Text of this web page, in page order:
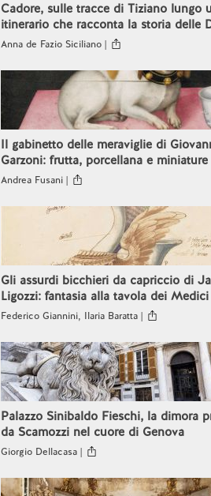
Cadore, sulle tracce di Tiziano lungo
itinerario che racconta la storia delle
Anna de Fazio Siciliano |
Il gabinetto delle meraviglie di
Garzoni: frutta, porcellana e miniature
Andrea Fusani |
Gli assurdi bicchieri da capriccio di
Ligozzi: fantasia alla tavola dei Medici
Federico Giannini, Ilaria Baratta |
Palazzo Sinibaldo Fieschi, la dimora
da Scamozzi nel cuore di Genova
Giorgio Dellacasa |